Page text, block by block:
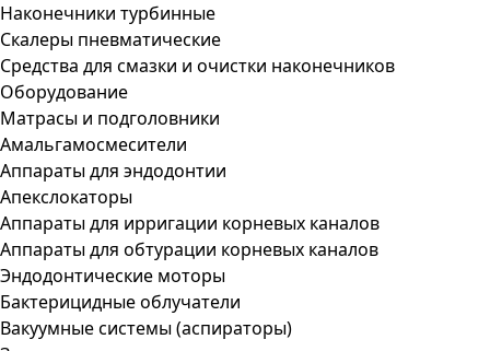
Наконечники турбинные
Скалеры пневматические
Средства для смазки и очистки наконечников
Оборудование
Матрасы и подголовники
Амальгамосмесители
Аппараты для эндодонтии
Апекслокаторы
Аппараты для ирригации корневых каналов
Аппараты для обтурации корневых каналов
Эндодонтические моторы
Бактерицидные облучатели
Вакуумные системы (аспираторы)